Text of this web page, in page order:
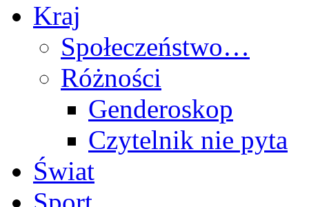
Kraj
Społeczeństwo…
Różności
Genderoskop
Czytelnik nie pyta
Świat